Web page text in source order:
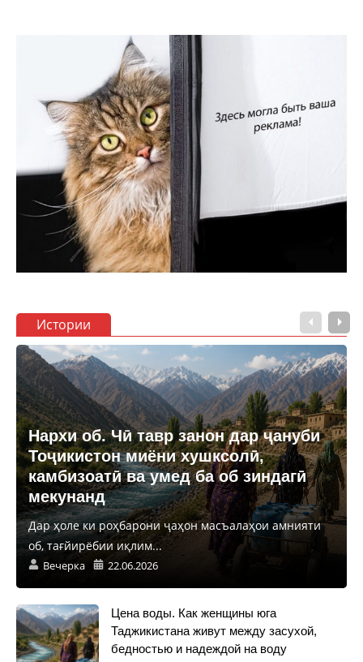
Истории
Нархи об. Чӣ тавр занон дар ҷануби
Тоҷикистон миёни хушксолӣ,
камбизоатӣ ва умед ба об зиндагӣ
мекунанд
Дар ҳоле ки роҳбарони ҷаҳон масъалаҳои амнияти
об, тағйирёбии иқлим...
Вечерка 22.06.2026
Цена воды. Как женщины юга
Таджикистана живут между засухой,
бедностью и надеждой на воду